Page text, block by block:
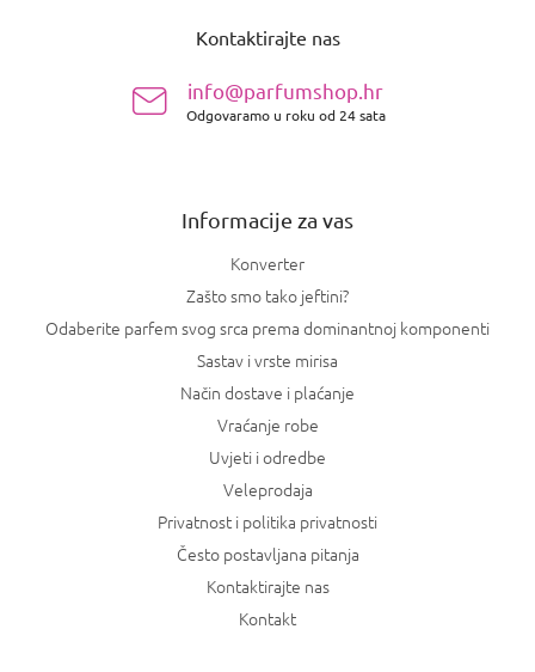
Kontaktirajte nas
info@parfumshop.hr
Odgovaramo u roku od 24 sata
Informacije za vas
Konverter
Zašto smo tako jeftini?
Odaberite parfem svog srca prema dominantnoj komponenti
Sastav i vrste mirisa
Način dostave i plaćanje
Vraćanje robe
Uvjeti i odredbe
Veleprodaja
Privatnost i politika privatnosti
Često postavljana pitanja
Kontaktirajte nas
Kontakt